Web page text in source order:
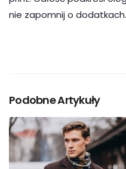
nie zapomnij o
Podobne Artykuły